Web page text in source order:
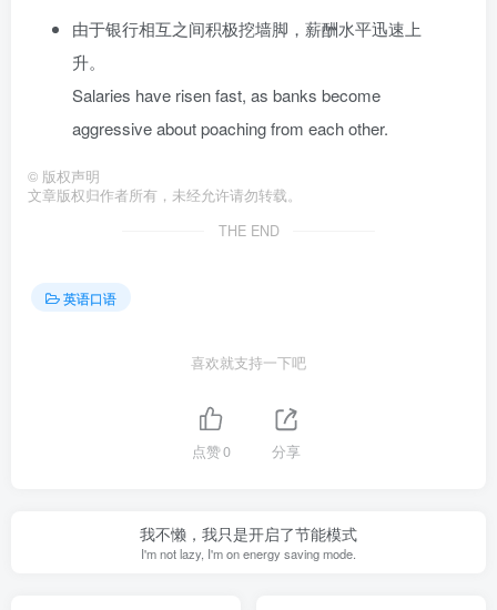
由于银行相互之间积极挖墙脚，薪酬水平迅速上
升。
Salaries have risen fast, as banks become
aggressive about poaching from each other.
© 版权声明
文章版权归作者所有，未经允许请勿转载。
THE END
英语口语
喜欢就支持一下吧
点赞0 分享
我不懒，我只是开启了节能模式
I'm not lazy, I'm on energy saving mode.